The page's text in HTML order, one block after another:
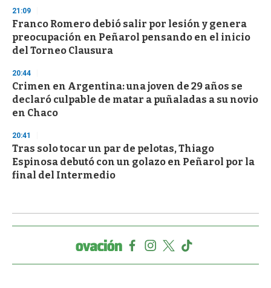
21:09
Franco Romero debió salir por lesión y genera
preocupación en Peñarol pensando en el inicio
del Torneo Clausura
20:44
Crimen en Argentina: una joven de 29 años se
declaró culpable de matar a puñaladas a su novio
en Chaco
20:41
Tras solo tocar un par de pelotas, Thiago
Espinosa debutó con un golazo en Peñarol por la
final del Intermedio